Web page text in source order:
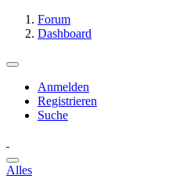
Forum
Dashboard
Anmelden
Registrieren
Suche
Alles